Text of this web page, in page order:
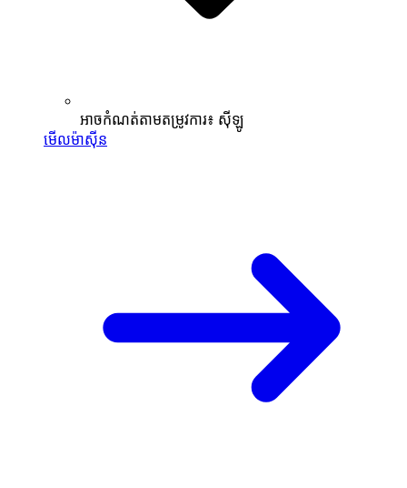
អាចកំណត់តាមតម្រូវការ៖ ស៊ីឡូ
មើលម៉ាស៊ីន